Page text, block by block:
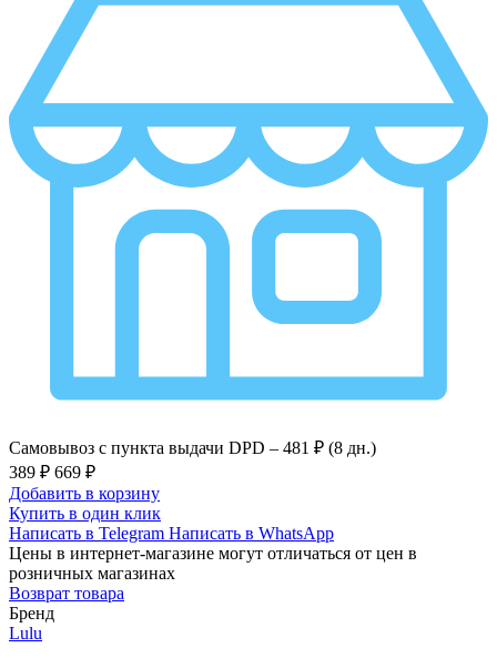
Самовывоз с пункта выдачи DPD – 481 ₽ (8 дн.)
389 ₽ 669 ₽
Добавить в корзину
Купить в один клик
Написать в Telegram Написать в WhatsApp
Цены в интернет-магазине могут отличаться от цен в
розничных магазинах
Возврат товара
Бренд
Lulu